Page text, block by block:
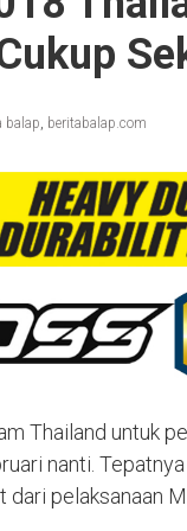
balap, beritabalap.com
Thailand untuk
nanti.
dari pelaksanaan